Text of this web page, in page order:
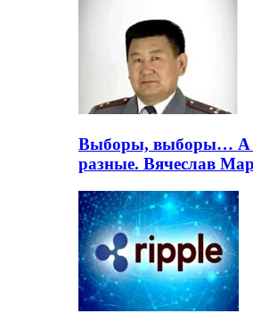
Выборы, выборы… А
разные. Вячеслав